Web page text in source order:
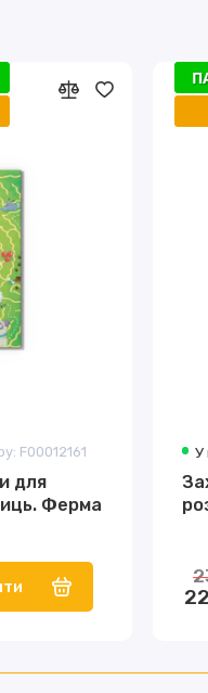
F00012161
для
Ферма
У